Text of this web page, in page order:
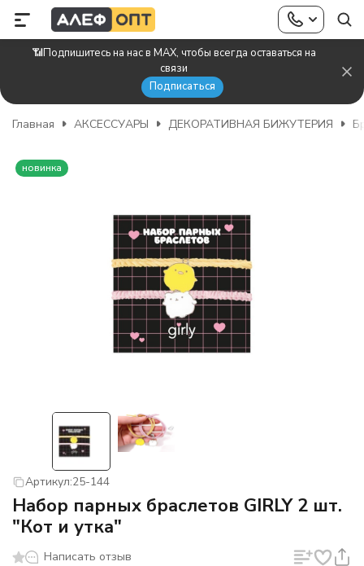
📶Подпишитесь на нас в MAX, чтобы всегда оставаться на
связи
Подписаться
Главная АКСЕССУАРЫ ДЕКОРАТИВНАЯ БИЖУТЕРИЯ
новинка
Артикул:25-144
Набор парных браслетов GIRLY 2 шт.
"Кот и утка"
Написать отзыв